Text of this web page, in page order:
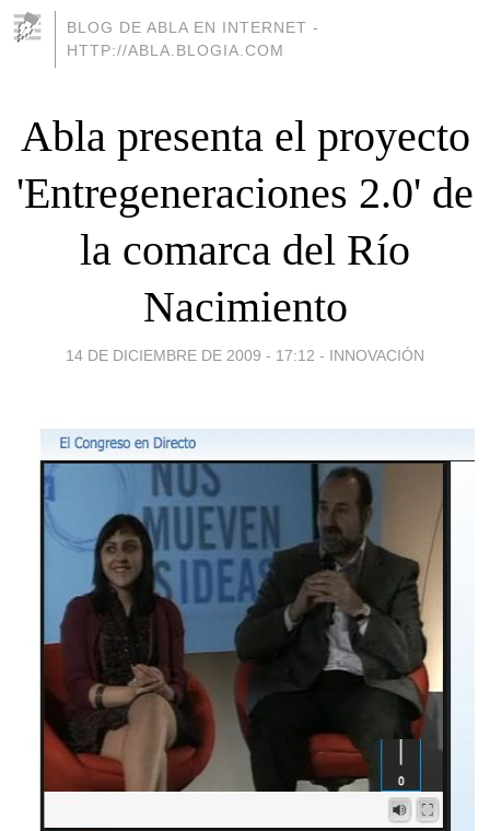
BLOG DE ABLA EN INTERNET -
HTTP://ABLA.BLOGIA.COM
Abla presenta el proyecto
'Entregeneraciones 2.0' de
la comarca del Río
Nacimiento
14 DE DICIEMBRE DE 2009 - 17:12 - INNOVACIÓN